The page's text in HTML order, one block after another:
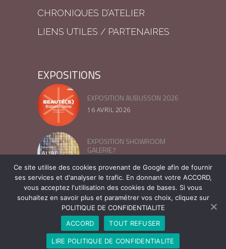
CHRONIQUES D’ATELIER
LIENS UTILES / PARTENAIRES
EXPOSITIONS
EXPOSITION AUBUSSON 2026
16 AVRIL 2026
EXPOSITION SHOWROOM
GALERIE7
FESTIVAL LIN ET FIBRE –
NORMANDIE 2024
16 JUILLET 2024
Ce site utilise des cookies provenant de Google afin de fournir
ses services et d'analyser le trafic. En donnant votre ACCORD,
vous acceptez l'utilisation des cookies de bases. Si vous
souhaitez en savoir plus et paramétrer vos choix, cliquez sur
POLITIQUE DE CONFIDENTIALITE
ACCORD
TOUT REFUSER
LIRE POLITIQUE DE CONFIDENTIALITE